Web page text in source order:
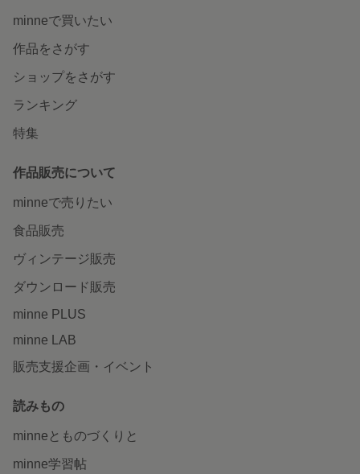
minneで買いたい
作品をさがす
ショップをさがす
ランキング
特集
作品販売について
minneで売りたい
食品販売
ヴィンテージ販売
ダウンロード販売
minne PLUS
minne LAB
販売支援企画・イベント
読みもの
minneとものづくりと
minne学習帖